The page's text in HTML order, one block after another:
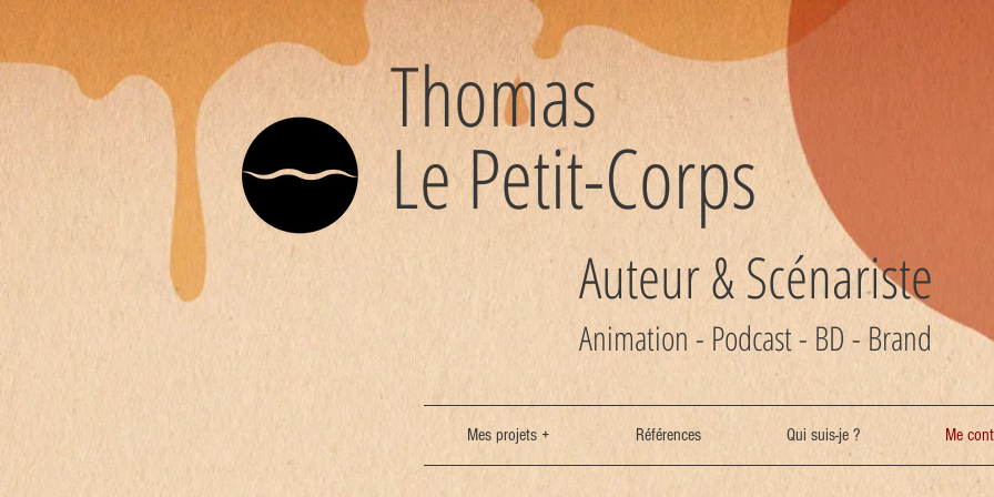
Thomas
Le Petit-Corps
Auteur & Scénariste
Animation - Podcast - BD - Brand
Mes projets + Références Qui suis-je ? Me